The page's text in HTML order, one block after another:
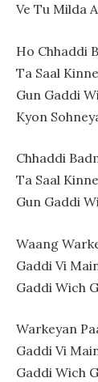
Ve Tu Milda
Ho Chhaddi
Ta Saal
Gun Gaddi
Kyon
Chhaddi
Ta Saal
Gun Gaddi
Waang
Gaddi Vi
Gaddi Wich
Warkeyan
Gaddi Vi
Gaddi Wich